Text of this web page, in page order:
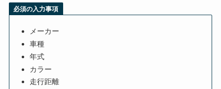
必須の入力事項
メーカー
車種
年式
カラー
走行距離